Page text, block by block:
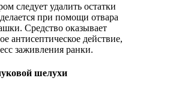
следует удалить остатки
при помощи отвара
Средство оказывает
антисептическое действие,
заживления ранки.
шелухи